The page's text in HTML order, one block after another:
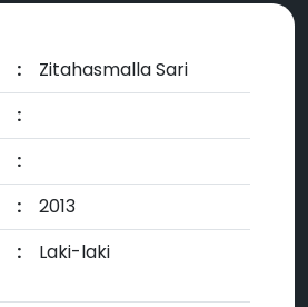
:
Zitahasmalla Sari
:
:
:
2013
: Laki-laki